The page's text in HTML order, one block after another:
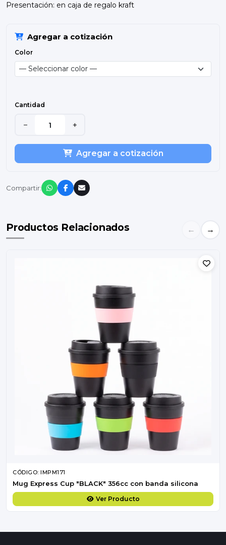
Presentación: en caja de regalo kraft
Agregar a cotización
Color
Cantidad
− +
Agregar a cotización
Compartir:
Productos Relacionados ← →
CÓDIGO: IMPM171
Mug Express Cup "BLACK" 356cc con banda silicona
Ver Producto